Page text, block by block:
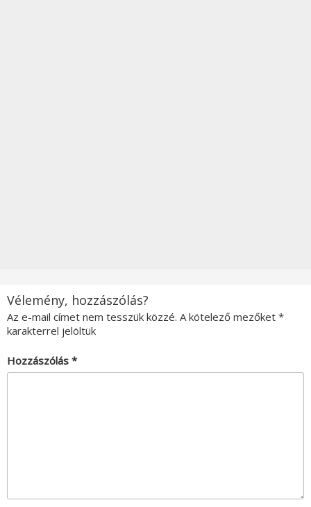
Vélemény, hozzászólás?
Az e-mail címet nem tesszük közzé. A kötelező mezőket *
karakterrel jelöltük
Hozzászólás *